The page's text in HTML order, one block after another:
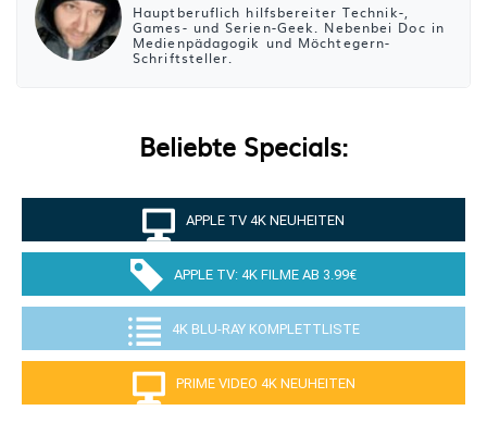
Hauptberuflich hilfsbereiter Technik-,
Games- und Serien-Geek. Nebenbei Doc in
Medienpädagogik und Möchtegern-
Schriftsteller.
Beliebte Specials:
APPLE TV 4K NEUHEITEN
APPLE TV: 4K FILME AB 3.99€
4K BLU-RAY KOMPLETTLISTE
PRIME VIDEO 4K NEUHEITEN